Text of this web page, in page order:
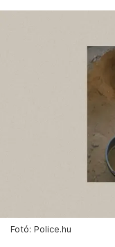
Fotó: Police.hu